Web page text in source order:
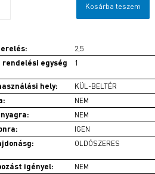
Kosárba teszem
2,5
rendelési egység
1
hely: KÜL-BELTÉR
NEM
NEM
IGEN
OLDÓSZERES
igényel: NEM